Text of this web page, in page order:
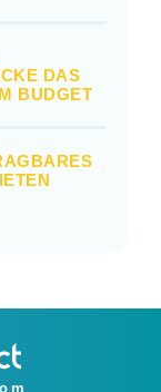
DAS
BUDGET